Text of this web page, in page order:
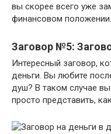
вы скорее всего уже
финансовом положении.
Заговор №5:
Интересный заговор,
деньги. Вы любите
душ? В таком случае
просто представить,